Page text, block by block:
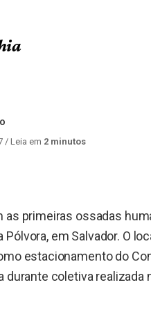
/ Leia em 2 minutos
as primeiras ossadas
em Salvador. O
estacionamento do
coletiva realizada